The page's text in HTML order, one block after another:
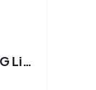
SAMSUNG GALAXY A26 5G Libre 6,7 '' 6 GB 256 GB 5G NFC